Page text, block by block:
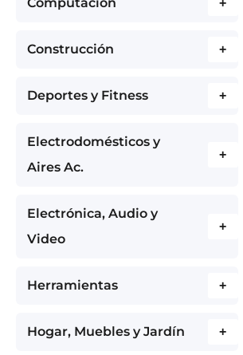
Construcción +
Deportes y Fitness +
Electrodomésticos y
Aires Ac.
+
Electrónica, Audio y
Video
+
Herramientas +
Hogar, Muebles y Jardín +